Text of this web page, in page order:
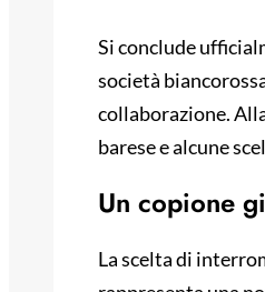
Si conclude
società
collaborazione.
barese e alcune
Un copione
La scelta di